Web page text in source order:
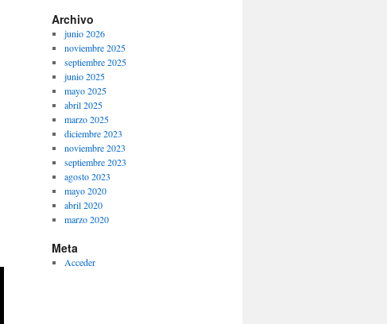
Archivo
junio 2026
noviembre 2025
septiembre 2025
junio 2025
mayo 2025
abril 2025
marzo 2025
diciembre 2023
noviembre 2023
septiembre 2023
agosto 2023
mayo 2020
abril 2020
marzo 2020
Meta
Acceder